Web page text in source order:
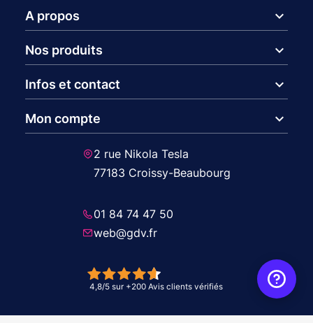
A propos expand_more
Nos produits expand_more
Infos et contact expand_more
Mon compte expand_more
2 rue Nikola Tesla
77183 Croissy-Beaubourg
01 84 74 47 50
web@gdv.fr